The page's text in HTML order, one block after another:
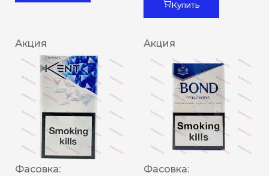
Купить
Акция
Фасовка:
Акция
Фасовка: